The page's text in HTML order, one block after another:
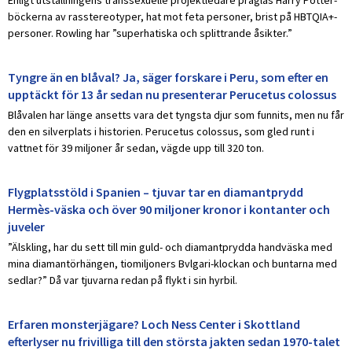
böckerna av rasstereotyper, hat mot feta personer, brist på HBTQIA+-
personer. Rowling har ”superhatiska och splittrande åsikter.”
Tyngre än en blåval? Ja, säger forskare i Peru, som efter en
upptäckt för 13 år sedan nu presenterar Perucetus colossus
Blåvalen har länge ansetts vara det tyngsta djur som funnits, men nu får
den en silverplats i historien. Perucetus colossus, som gled runt i
vattnet för 39 miljoner år sedan, vägde upp till 320 ton.
Flygplatsstöld i Spanien – tjuvar tar en diamantprydd
Hermès-väska och över 90 miljoner kronor i kontanter och
juveler
”Älskling, har du sett till min guld- och diamantprydda handväska med
mina diamantörhängen, tiomiljoners Bvlgari-klockan och buntarna med
sedlar?” Då var tjuvarna redan på flykt i sin hyrbil.
Erfaren monsterjägare? Loch Ness Center i Skottland
efterlyser nu frivilliga till den största jakten sedan 1970-talet